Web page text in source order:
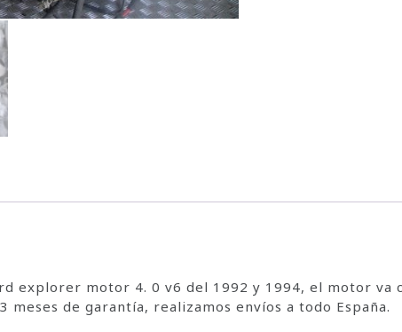
explorer motor 4. 0 v6 del 1992 y 1994, el motor va
meses de garantía, realizamos envíos a todo España.